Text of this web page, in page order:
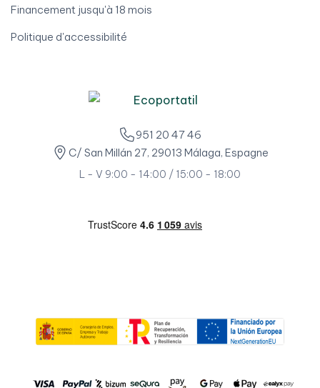
Financement jusqu'à 18 mois
Politique d'accessibilité
951 20 47 46
C/ San Millán 27, 29013 Málaga, Espagne
L - V 9:00 - 14:00 / 15:00 - 18:00